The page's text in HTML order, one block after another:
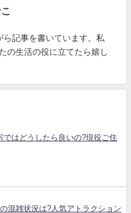
記事を書いています。私
の生活の役に立てたら嬉し
ではどうしたら良いの?現役ご住
混雑状況は?人気アトラクション